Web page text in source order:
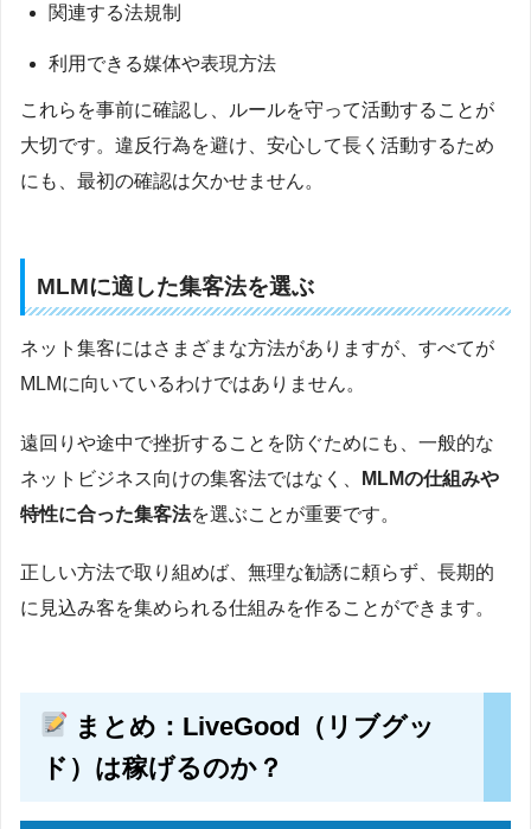
関連する法規制
利用できる媒体や表現方法
これらを事前に確認し、ルールを守って活動することが
大切です。違反行為を避け、安心して長く活動するため
にも、最初の確認は欠かせません。
MLMに適した集客法を選ぶ
ネット集客にはさまざまな方法がありますが、すべてが
MLMに向いているわけではありません。
遠回りや途中で挫折することを防ぐためにも、一般的な
ネットビジネス向けの集客法ではなく、
MLMの仕組みや
特性に合った集客法を選ぶことが重要です。
正しい方法で取り組めば、無理な勧誘に頼らず、長期的
に見込み客を集められる仕組みを作ることができます。
まとめ：LiveGood（リブグッ
ド）は稼げるのか？